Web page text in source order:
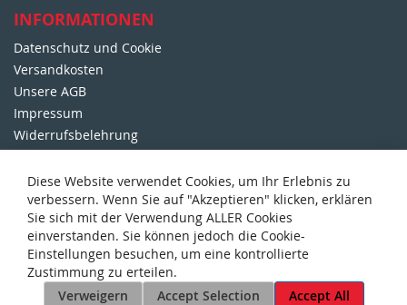
:INFORMATIONEN
Datenschutz und Cookie
Versandkosten
Unsere AGB
Impressum
Widerrufsbelehrung
DORFMETZGEREI WALTER
Über Uns
125 Jahre Metzgerei Walter
Sonder-Prospekte
Unser Party-Service
Kontakt mit uns
Diese Website verwendet Cookies, um Ihr Erlebnis zu
verbessern. Wenn Sie auf "Akzeptieren" klicken, erklären
Sie sich mit der Verwendung ALLER Cookies
einverstanden. Sie können jedoch die Cookie-
Einstellungen besuchen, um eine kontrollierte
Zustimmung zu erteilen.
Verweigern
Accept Selection Accept All